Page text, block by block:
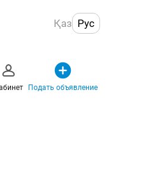
Қаз Рус
Подать объявление